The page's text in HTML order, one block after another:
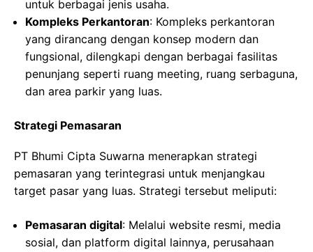
untuk berbagai jenis usaha.
Kompleks Perkantoran: Kompleks perkantoran
yang dirancang dengan konsep modern dan
fungsional, dilengkapi dengan berbagai fasilitas
penunjang seperti ruang meeting, ruang serbaguna,
dan area parkir yang luas.
Strategi Pemasaran
PT Bhumi Cipta Suwarna menerapkan strategi
pemasaran yang terintegrasi untuk menjangkau
target pasar yang luas. Strategi tersebut meliputi:
Pemasaran digital: Melalui website resmi, media
sosial, dan platform digital lainnya, perusahaan